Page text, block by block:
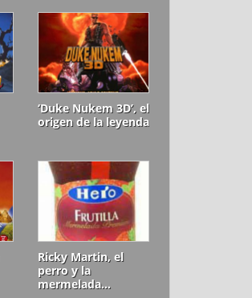
‘Duke Nukem 3D’, el
origen de la leyenda
Ricky Martin, el
perro y la
mermelada…